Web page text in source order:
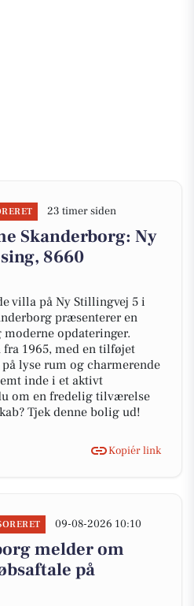
23 timer siden
Skanderborg: Ny
8660
villa på Ny Stillingvej 5 i
præsenterer en
opdateringer.
1965, med en tilføjet
lyse rum og charmerende
inde i et aktivt
om en fredelig tilværelse
Tjek denne bolig ud!
Kopiér link
09-08-2026 10:10
melder om
på